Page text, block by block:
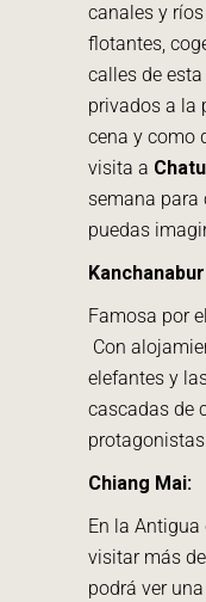
canales y
flotantes,
calles de
privados a la
cena y como
visita a
semana para
puedas
Famosa por el
Con
elefantes y
cascadas de
Chiang Mai:
En la
visitar más
podrá ver